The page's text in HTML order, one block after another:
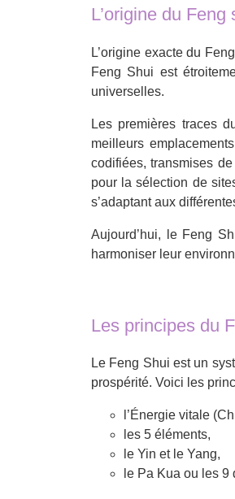
L’origine du Feng
L’origine exacte du
Feng Shui est
universelles.
Les premières traces
meilleurs
codifiées, transmises
pour la sélection de
s’adaptant aux
Aujourd’hui, le Feng
harmoniser leur
Les principes du
Le Feng Shui est un
prospérité. Voici les
l’Énergie vitale
les 5 éléments,
le Yin et le Yang,
le Pa Kua ou les 9